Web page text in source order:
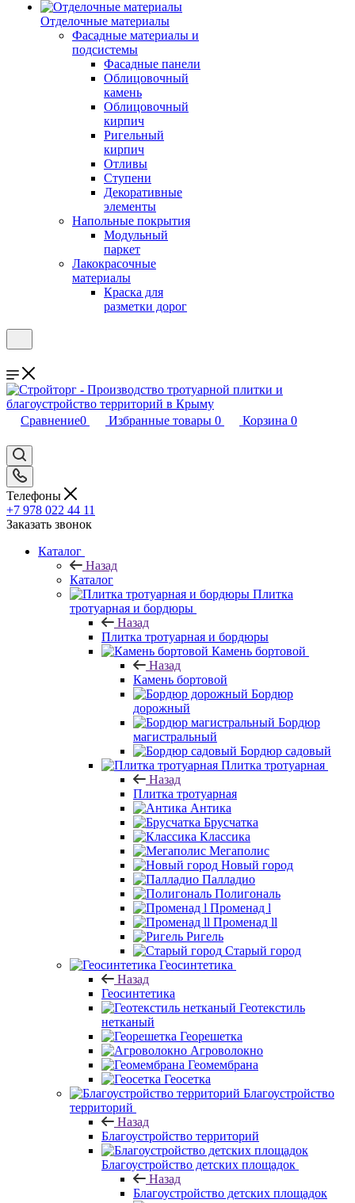
Отделочные материалы
Фасадные материалы и
подсистемы
Фасадные панели
Облицовочный
камень
Облицовочный
кирпич
Ригельный
кирпич
Отливы
Ступени
Декоративные
элементы
Напольные покрытия
Модульный
паркет
Лакокрасочные
материалы
Краска для
разметки дорог
Сравнение0 Избранные товары 0 Корзина 0
Телефоны
+7 978 022 44 11
Заказать звонок
Каталог
Назад
Каталог
Плитка
тротуарная и бордюры
Назад
Плитка тротуарная и бордюры
Камень бортовой
Назад
Камень бортовой
Бордюр
дорожный
Бордюр
магистральный
Бордюр садовый
Плитка тротуарная
Назад
Плитка тротуарная
Антика
Брусчатка
Классика
Мегаполис
Новый город
Палладио
Полигональ
Променад l
Променад ll
Ригель
Старый город
Геосинтетика
Назад
Геосинтетика
Геотекстиль
нетканый
Георешетка
Агроволокно
Геомембрана
Геосетка
Благоустройство
территорий
Назад
Благоустройство территорий
Благоустройство детских площадок
Назад
Благоустройство детских площадок